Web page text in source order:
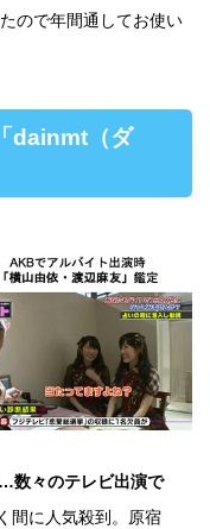
ので年間通してお使い
dainmt（ダ
数々のテレビ出演で
間に人気殺到。原宿